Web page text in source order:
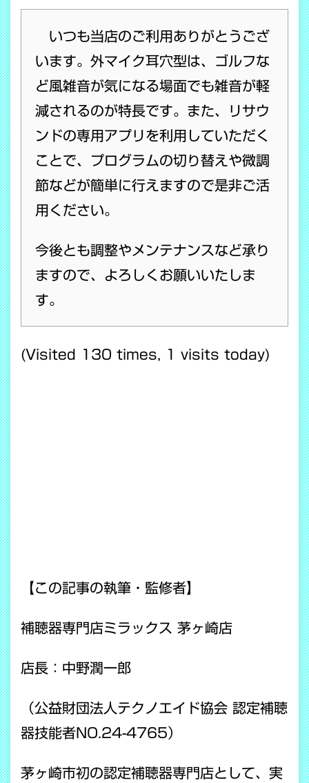
いつも当店のご利用ありがとうござ
います。外マイク耳穴型は、ゴルフな
ど風雑音が気になる場面でも雑音が軽
減されるのが特長です。また、リサウ
ンドの専用アプリを利用していただく
ことで、プログラムの切り替えや微調
節などが簡単に行えますので是非ご活
用ください。
今後とも調整やメンテナンスなど承り
ますので、よろしくお願いいたしま
す。
(Visited 130 times, 1 visits today)
【この記事の執筆・監修者】
補聴器専門店ミラックス 茅ヶ崎店
店長：中野潤一郎
（公益財団法人テクノエイド協会 認定補聴
器技能者NO.24-4765）
茅ヶ崎市初の認定補聴器専門店として、実